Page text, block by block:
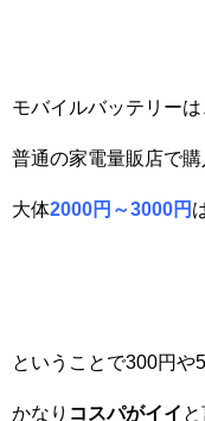
モバイルバッテリーは
普通の家電量販店で購
大体2000円～3000円
ということで300円や
かなり コスパがイイ